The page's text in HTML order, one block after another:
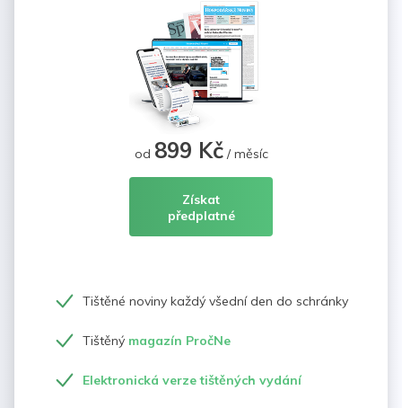
od 899 Kč/ měsíc
Získat
předplatné
Tištěné noviny každý všední den do schránky
Tištěný magazín PročNe
Elektronická verze tištěných vydání